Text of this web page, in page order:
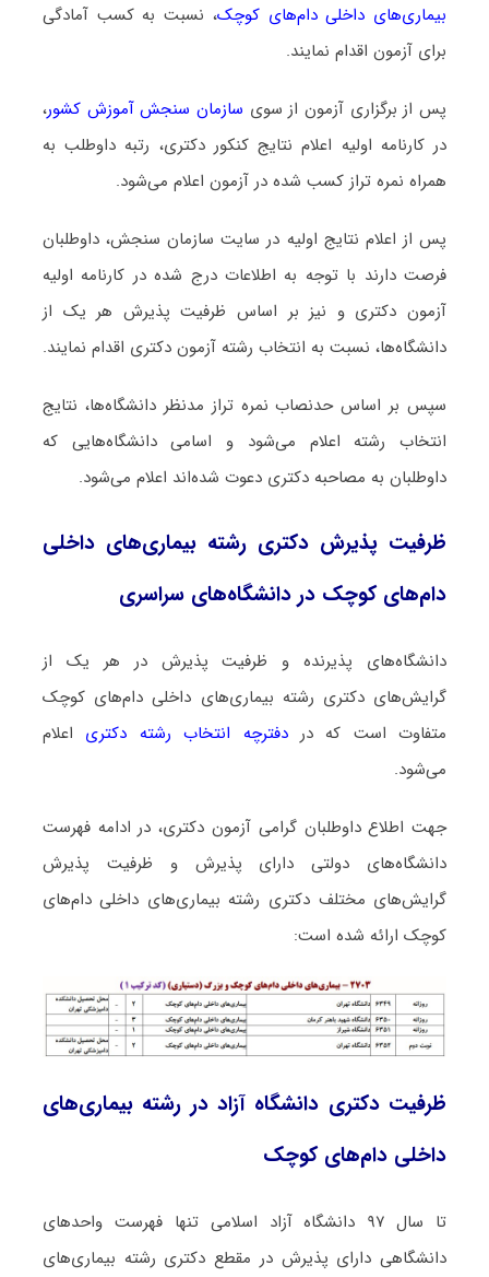
ﺑﻴﻤﺎریﻫﺎی داخلی دامﻫﺎی ﻛﻮچک، نسبت به کسب آمادگی
برای آزمون اقدام نمایند.
پس از برگزاری آزمون از سوی سازمان سنجش آموزش کشور،
در کارنامه اولیه اعلام نتایج کنکور دکتری، رتبه داوطلب به
همراه نمره تراز کسب شده در آزمون اعلام می‌شود.
پس از اعلام نتایج اولیه در سایت سازمان سنجش، داوطلبان
فرصت دارند با توجه به اطلاعات درج شده در کارنامه اولیه
آزمون دکتری و نیز بر اساس ظرفیت پذیرش هر یک از
دانشگاه‌ها، نسبت به انتخاب رشته آزمون دکتری اقدام نمایند.
سپس بر اساس حدنصاب نمره تراز مدنظر دانشگاه‌ها، نتایج
انتخاب رشته اعلام می‌شود و اسامی دانشگاه‌هایی که
داوطلبان به مصاحبه دکتری دعوت شده‌اند اعلام می‌شود.
ظرفیت پذیرش دکتری رشته ﺑﻴﻤﺎریﻫﺎی داخلی
دامﻫﺎی ﻛﻮچک در دانشگاه‌های سراسری
دانشگاه‌های پذیرنده و ظرفیت پذیرش در هر یک از
گرایش‌های دکتری رشته ﺑﻴﻤﺎریﻫﺎی داخلی دامﻫﺎی ﻛﻮچک
متفاوت است که دردفترچه انتخاب رشته دکتری اعلام
می‌شود.
جهت اطلاع داوطلبان گرامی آزمون دکتری، در ادامه فهرست
دانشگاه‌های دولتی دارای پذیرش و ظرفیت پذیرش
گرایش‌های مختلف دکتری رشته ﺑﻴﻤﺎریﻫﺎی داخلی دامﻫﺎی
ﻛﻮچک ارائه شده است:
ظرفیت دکتری دانشگاه آزاد در رشته ﺑﻴﻤﺎریﻫﺎی
داخلی دامﻫﺎی ﻛﻮچک
تا سال ۹۷ دانشگاه آزاد اسلامی تنها فهرست واحدهای
دانشگاهی دارای پذیرش در مقطع دکتری رشته ﺑﻴﻤﺎریﻫﺎی